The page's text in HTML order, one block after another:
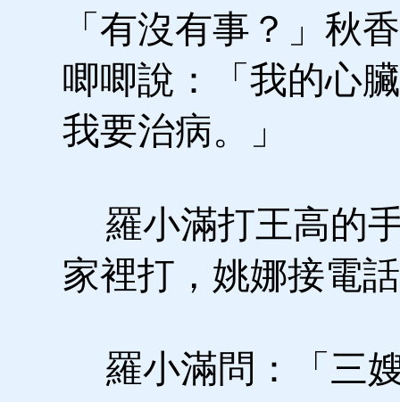
「有沒有事？」秋
唧唧說：「我的心
我要治病。」
羅小滿打王高的
家裡打，姚娜接電
羅小滿問：「三